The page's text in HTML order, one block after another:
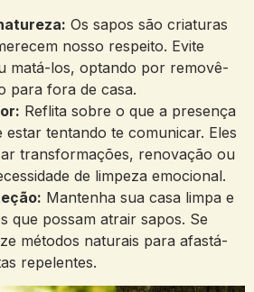
Os sapos são criaturas
nosso respeito. ‌Evite
matá-los, optando por removê-
para fora de ‌casa.
Reflita ‌sobre o​ que a presença
estar tentando te comunicar. Eles
transformações, renovação ou
de limpeza ‍emocional.
Mantenha sua casa limpa e
que possam atrair​ sapos. Se
métodos naturais para afastá-
repelentes.